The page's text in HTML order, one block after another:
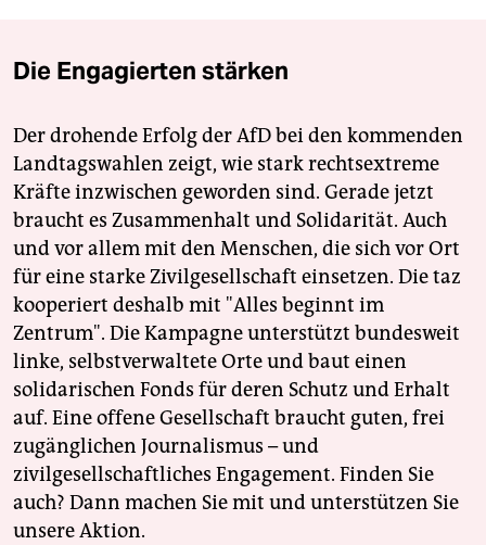
Die Engagierten stärken
Der drohende Erfolg der AfD bei den kommenden
Landtagswahlen zeigt, wie stark rechtsextreme
Kräfte inzwischen geworden sind. Gerade jetzt
braucht es Zusammenhalt und Solidarität. Auch
und vor allem mit den Menschen, die sich vor Ort
für eine starke Zivilgesellschaft einsetzen. Die taz
kooperiert deshalb mit "Alles beginnt im
Zentrum". Die Kampagne unterstützt bundesweit
linke, selbstverwaltete Orte und baut einen
solidarischen Fonds für deren Schutz und Erhalt
auf. Eine offene Gesellschaft braucht guten, frei
zugänglichen Journalismus – und
zivilgesellschaftliches Engagement. Finden Sie
auch? Dann machen Sie mit und unterstützen Sie
unsere Aktion.